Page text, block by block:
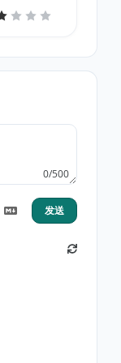
0/500
发送